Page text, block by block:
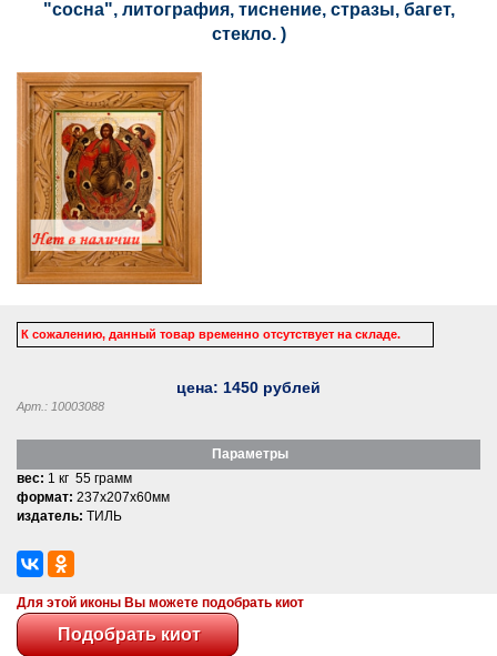
"сосна", литография, тиснение, стразы, багет,
стекло. )
К сожалению, данный товар временно отсутствует на складе.
цена: 1450 рублей
Арт.: 10003088
Параметры
вес: 1 кг 55 грамм
формат: 237x207x60мм
издатель: ТИЛЬ
Для этой иконы Вы можете подобрать киот